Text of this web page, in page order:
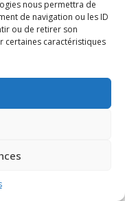
nous permettra de
de navigation ou les ID
ou de retirer son
certaines caractéristiques